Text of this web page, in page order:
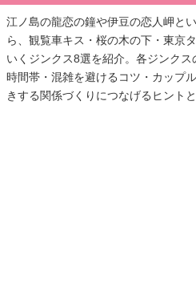
江ノ島の龍恋の鐘や伊豆の恋人岬と
ら、観覧車キス・桜の木の下・東京
いくジンクス8選を紹介。各ジンク
時間帯・混雑を避けるコツ・カップ
きする関係づくりにつなげるヒント